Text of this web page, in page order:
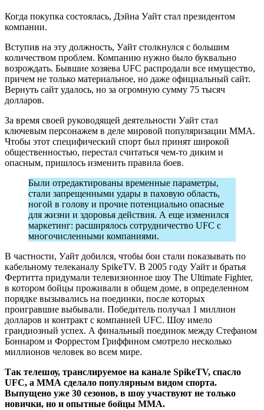
Когда покупка состоялась, Дэйна Уайт стал президентом
компании.
Вступив на эту должность, Уайт столкнулся с большим
количеством проблем. Компанию нужно было буквально
возрождать. Бывшие хозяева UFC распродали все имущество,
причем не только материальное, но даже официальный сайт.
Вернуть сайт удалось, но за огромную сумму 75 тысяч
долларов.
За время своей руководящей деятельности Уайт стал
ключевым персонажем в деле мировой популяризации ММА.
Чтобы этот специфический спорт был принят широкой
общественностью, перестал считаться чем-то диким и
опасным, пришлось изменить правила боев.
Были отредактированы временные параметры,
стали запрещенными удары в паховую область,
ногой в голову и прочие потенциально опасные
для жизни и здоровья действия. А еще изменился
маркетинг: расширялось сотрудничество UFC с
многочисленными компаниями.
В частности, Уайт добился, чтобы бои стали показывать по
кабельному телеканалу SpikeTV. В 2005 году Уайт и братья
Фертитта придумали телевизионное шоу The Ultimate Fighter,
в котором бойцы проживали в общем доме, в определенном
порядке вызывались на поединки, после которых
проигравшие выбывали. Победитель получал 1 миллион
долларов и контракт с компанией UFC. Шоу имело
грандиозный успех. А финальный поединок между Стефаном
Боннаром и Форрестом Гриффином смотрело несколько
миллионов человек во всем мире.
Так телешоу, транслируемое на канале SpikeTV, спасло
UFC, а ММА сделало популярным видом спорта.
Выпущено уже 30 сезонов, в шоу участвуют не только
новички, но и опытные бойцы ММА.